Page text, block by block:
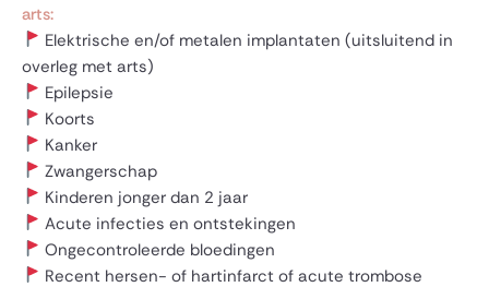
arts:
Elektrische en/of metalen implantaten (uitsluitend in
overleg met arts)
Epilepsie
Koorts
Kanker
Zwangerschap
Kinderen jonger dan 2 jaar
Acute infecties en ontstekingen
Ongecontroleerde bloedingen
Recent hersen- of hartinfarct of acute trombose